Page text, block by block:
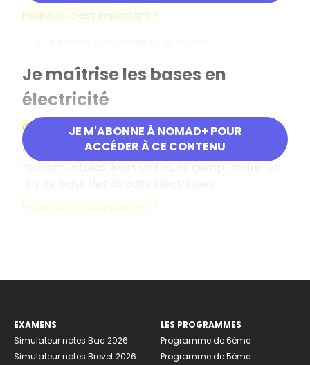
JE M'ABONNE À NOMAD+ POUR
ACCÉDER À CE CONTENU
Je maîtrise les bases en
électricité
Objectif
Connaître les grandeurs électriques
EXAMENS
Simulateur notes Bac 2026
Simulateur notes Brevet 2026
LES PROGRAMMES
Programme de 6ème
Programme de 5ème